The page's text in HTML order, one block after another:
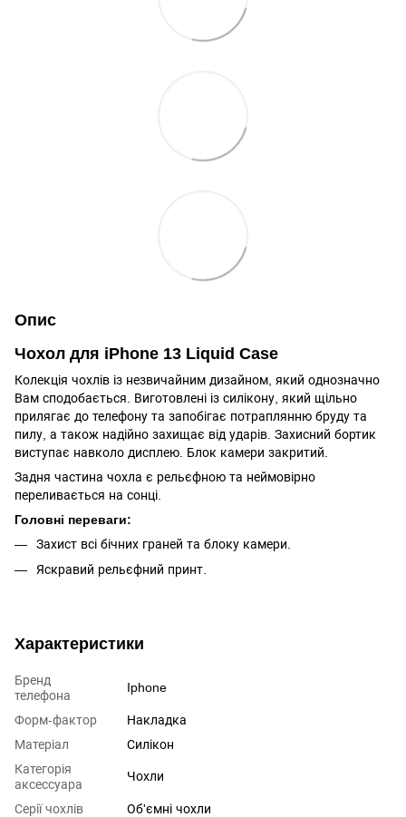
Опис
Чохол для iPhone 13 Liquid Case
Колекція чохлів із незвичайним дизайном, який однозначно
Вам сподобається. Виготовлені із силікону, який щільно
прилягає до телефону та запобігає потраплянню бруду та
пилу, а також надійно захищає від ударів. Захисний бортик
виступає навколо дисплею. Блок камери закритий.
Задня частина чохла є рельєфною та неймовірно
переливається на сонці.
Головні переваги:
Захист всі бічних граней та блоку камери.
Яскравий рельєфний принт.
Характеристики
Бренд
телефона
Iphone
Форм-фактор
Накладка
Матеріал
Силікон
Категорія
аксессуара
Чохли
Серії чохлів Об'ємні чохли